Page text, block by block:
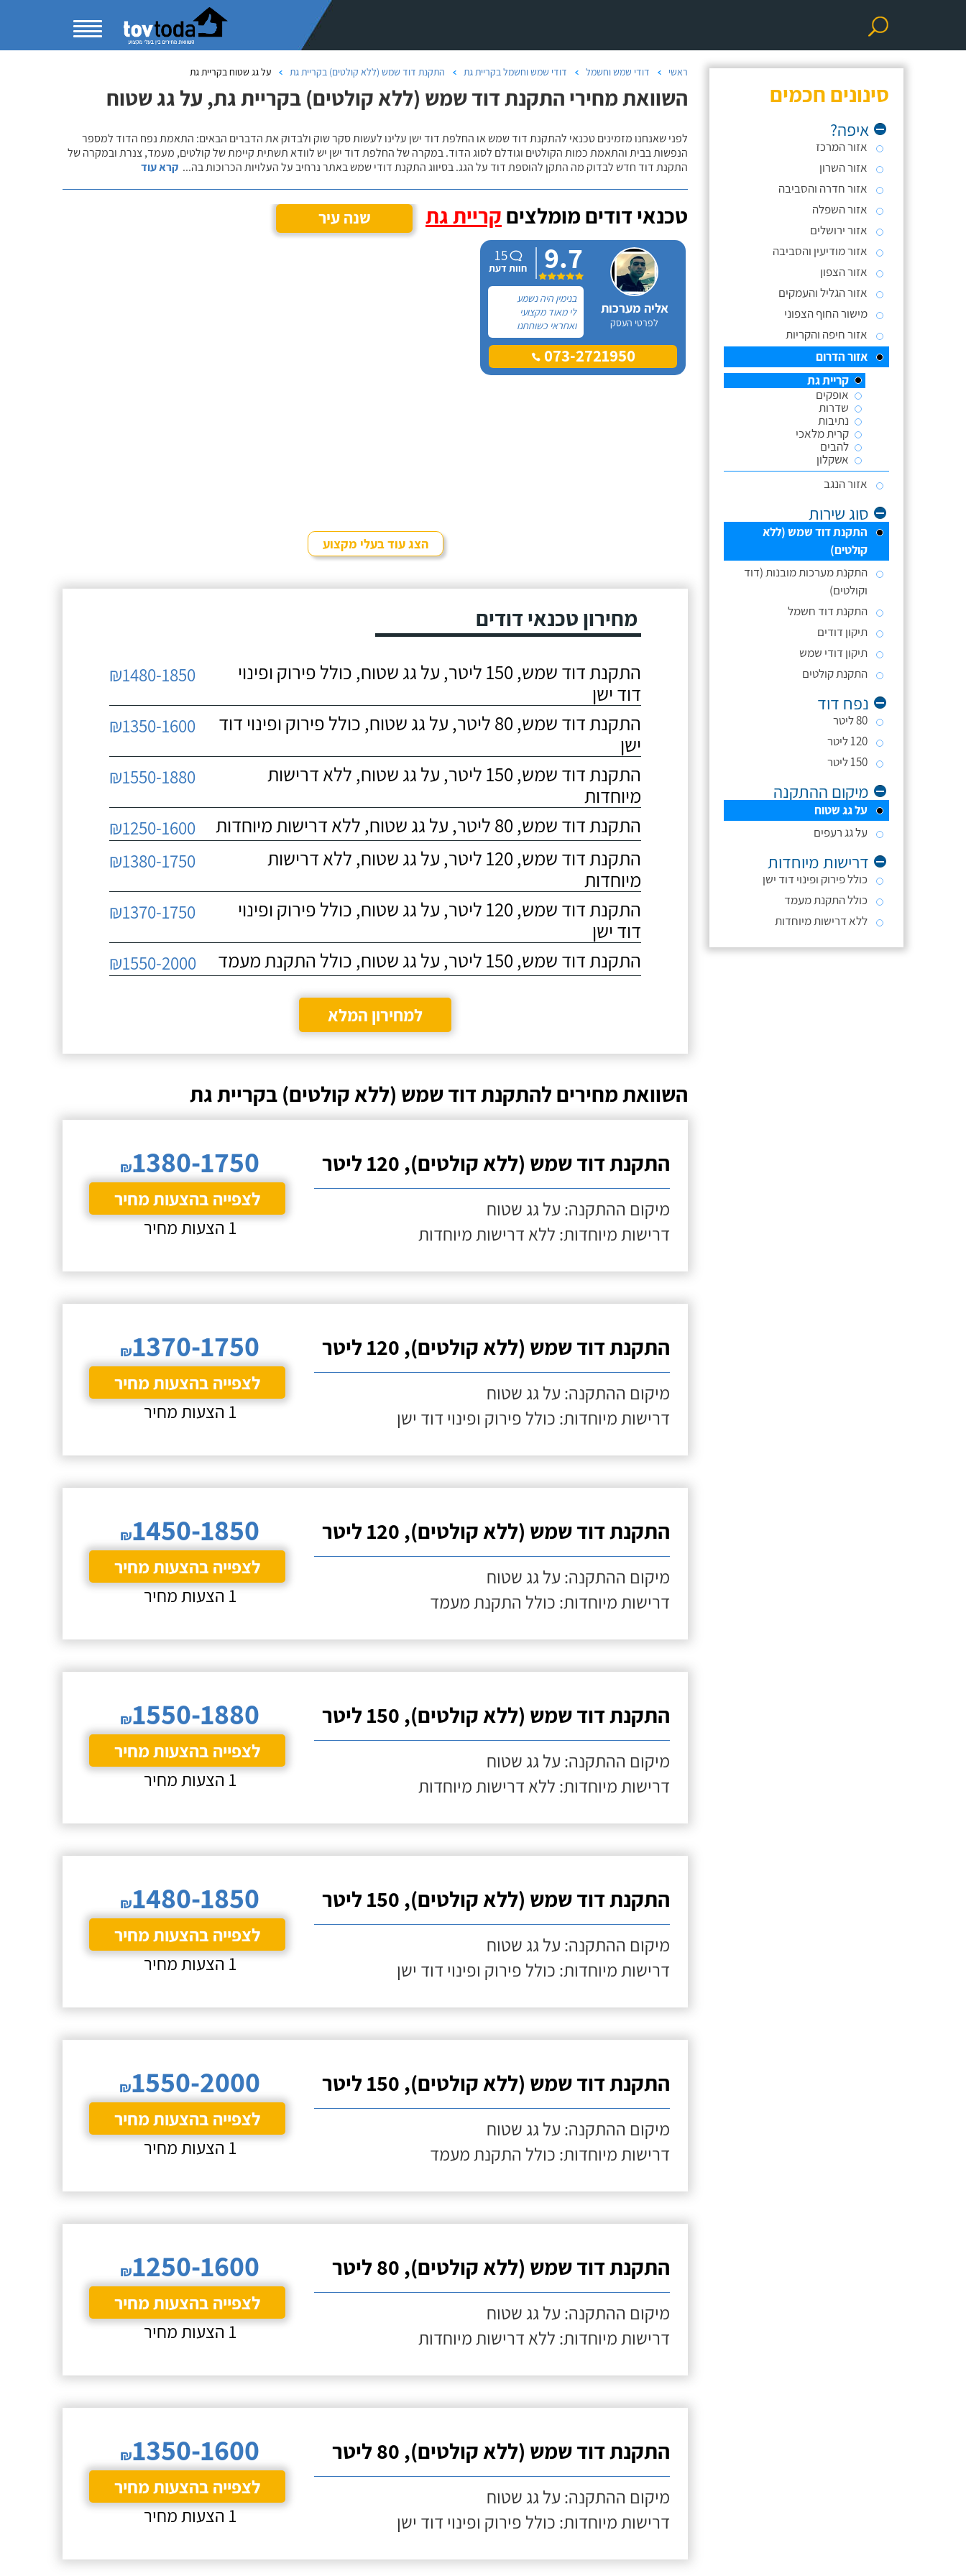
סינונים חכמים
איפה?
אזור המרכז
אזור השרון
אזור חדרה והסביבה
אזור השפלה
אזור ירושלים
אזור מודיעין והסביבה
אזור הצפון
אזור הגליל והעמקים
מישור החוף הצפוני
אזור חיפה והקריות
אזור הדרום
קריית גת
אופקים
שדרות
נתיבות
קרית מלאכי
להבים
אשקלון
אזור הנגב
סוג שירות
התקנת דוד שמש (ללא
קולטים)
התקנת מערכות מובנות (דוד
וקולטים)
התקנת דוד חשמל
תיקון דודים
תיקון דודי שמש
התקנת קולטים
נפח דוד
80 ליטר
120 ליטר
150 ליטר
מיקום ההתקנה
על גג שטוח
על גג רעפים
דרישות מיוחדות
כולל פירוק ופינוי דוד ישן
כולל התקנת מעמד
ללא דרישות מיוחדות
ראשי דודי שמש וחשמל דודי שמש וחשמל בקריית גת התקנת דוד שמש (ללא קולטים) בקריית גת על גג שטוח בקריית גת
השוואת מחירי התקנת דוד שמש (ללא קולטים) בקריית גת, על גג שטוח
לפני שאנחנו מזמינים טכנאי להתקנת דוד שמש או החלפת דוד ישן עלינו לעשות סקר שוק ולבדוק את הדברים הבאים: התאמת נפח הדוד למספר
הנפשות בבית והתאמת כמות הקולטים וגודלם לסוג הדוד. במקרה של החלפת דוד ישן יש לוודא תשתית קיימת של קולטים, מעמד, צנרת ובמקרה של
התקנת דוד חדש לבדוק מה התקן להוספת דוד על הגג. בסיווג התקנת דודי שמש באתר נרחיב על העלויות הכרוכות בה... קרא עוד
טכנאי דודים מומלצים קריית גת שנה עיר
אליה מערכות
לפרטי העסק
9.7
15
חוות דעת
בנימין היה נשמע
לי מאוד מקצועי
ואחראי כשוחחנו
בטלפון לכן, הזמנתי
אותו להחלפת דוד
שמש וקולטים בבניין בו073-2721950
הצג עוד בעלי מקצוע
מחירון טכנאי דודים
התקנת דוד שמש, 150 ליטר, על גג שטוח, כולל פירוק ופינוי
דוד ישן
₪1480-1850
התקנת דוד שמש, 80 ליטר, על גג שטוח, כולל פירוק ופינוי דוד
ישן
₪1350-1600
התקנת דוד שמש, 150 ליטר, על גג שטוח, ללא דרישות
מיוחדות
₪1550-1880
התקנת דוד שמש, 80 ליטר, על גג שטוח, ללא דרישות מיוחדות ₪1250-1600
התקנת דוד שמש, 120 ליטר, על גג שטוח, ללא דרישות
מיוחדות
₪1380-1750
התקנת דוד שמש, 120 ליטר, על גג שטוח, כולל פירוק ופינוי
דוד ישן
₪1370-1750
התקנת דוד שמש, 150 ליטר, על גג שטוח, כולל התקנת מעמד ₪1550-2000
למחירון המלא
השוואת מחירים להתקנת דוד שמש (ללא קולטים) בקריית גת
התקנת דוד שמש (ללא קולטים), 120 ליטר
מיקום ההתקנה: על גג שטוח
דרישות מיוחדות: ללא דרישות מיוחדות
₪1380-1750
לצפייה בהצעות מחיר
1 הצעות מחיר
התקנת דוד שמש (ללא קולטים), 120 ליטר
מיקום ההתקנה: על גג שטוח
דרישות מיוחדות: כולל פירוק ופינוי דוד ישן
₪1370-1750
לצפייה בהצעות מחיר
1 הצעות מחיר
התקנת דוד שמש (ללא קולטים), 120 ליטר
מיקום ההתקנה: על גג שטוח
דרישות מיוחדות: כולל התקנת מעמד
₪1450-1850
לצפייה בהצעות מחיר
1 הצעות מחיר
התקנת דוד שמש (ללא קולטים), 150 ליטר
מיקום ההתקנה: על גג שטוח
דרישות מיוחדות: ללא דרישות מיוחדות
₪1550-1880
לצפייה בהצעות מחיר
1 הצעות מחיר
התקנת דוד שמש (ללא קולטים), 150 ליטר
מיקום ההתקנה: על גג שטוח
דרישות מיוחדות: כולל פירוק ופינוי דוד ישן
₪1480-1850
לצפייה בהצעות מחיר
1 הצעות מחיר
התקנת דוד שמש (ללא קולטים), 150 ליטר
מיקום ההתקנה: על גג שטוח
דרישות מיוחדות: כולל התקנת מעמד
₪1550-2000
לצפייה בהצעות מחיר
1 הצעות מחיר
התקנת דוד שמש (ללא קולטים), 80 ליטר
מיקום ההתקנה: על גג שטוח
דרישות מיוחדות: ללא דרישות מיוחדות
₪1250-1600
לצפייה בהצעות מחיר
1 הצעות מחיר
התקנת דוד שמש (ללא קולטים), 80 ליטר
מיקום ההתקנה: על גג שטוח
דרישות מיוחדות: כולל פירוק ופינוי דוד ישן
₪1350-1600
לצפייה בהצעות מחיר
1 הצעות מחיר